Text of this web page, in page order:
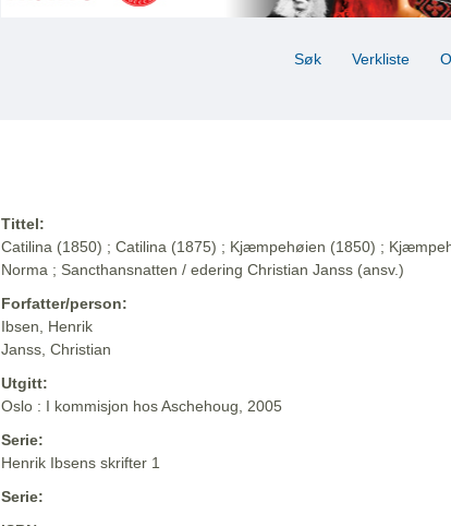
Søk Verkliste
Tittel:
Catilina (1850) ; Catilina (1875) ; Kjæmpehøien (1850) ;
Norma ; Sancthansnatten / edering Christian Janss (ansv.)
Forfatter/person:
Ibsen, Henrik
Janss, Christian
Utgitt:
Oslo : I kommisjon hos Aschehoug, 2005
Serie:
Henrik Ibsens skrifter 1
Serie: